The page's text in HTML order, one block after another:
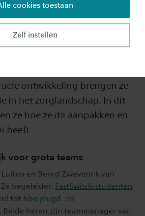
Zelf instellen
cookies toestaan
staan teammanagers Koos
Zweverink aan het roer van
sociale wijkteams. Door middel
ontwikkeling brengen ze
in het zorglandschap. In dit
ze hoe ze dit aanpakken en
heeft.
voor grote teams
Luiten en Bernd Zweverink van
begeleiden FastSwitch-studenten
tot hbo jeugd- en
. Beide heren zijn teammanager van